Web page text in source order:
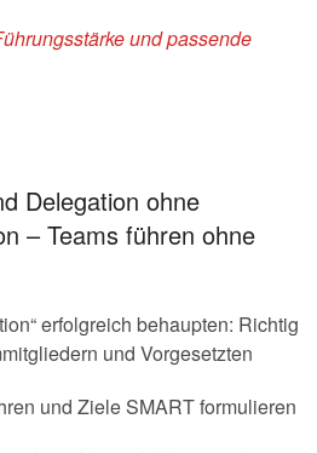
und passende
Delegation ohne
– Teams führen ohne
erfolgreich behaupten: Richtig
und Vorgesetzten
und Ziele SMART formulieren